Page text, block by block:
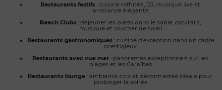
Restaurants festifs : cuisine raffinée, DJ, musique live et
ambiance élégante.
Beach Clubs : déjeuner les pieds dans le sable, cocktails,
musique et coucher de soleil.
Restaurants gastronomiques : cuisine d'exception dans un cadre
prestigieux.
Restaurants avec vue mer : panoramas exceptionnels sur les
plages et les Caraïbes.
Restaurants lounge : ambiance chic et décontractée idéale pour
prolonger la soirée.